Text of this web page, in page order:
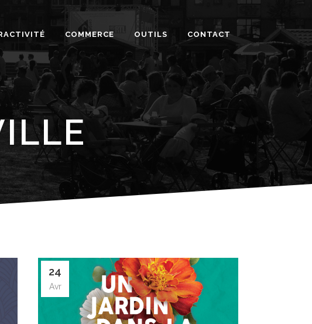
COMMERCE OUTILS CONTACT
24
Avr